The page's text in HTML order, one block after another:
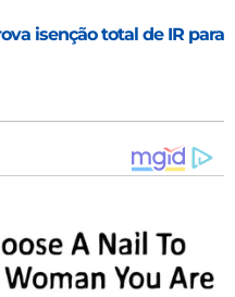
isenção total de IR para